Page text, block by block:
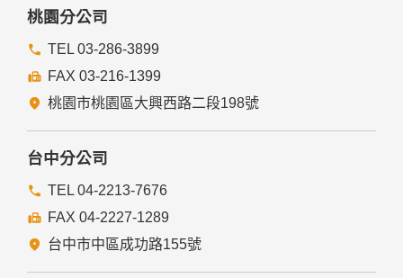
桃園分公司
TEL 03-286-3899
FAX 03-216-1399
桃園市桃園區大興西路二段198號
台中分公司
TEL 04-2213-7676
FAX 04-2227-1289
台中市中區成功路155號